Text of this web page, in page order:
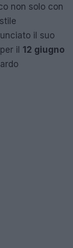
non solo con
il suo
il 12 giugno